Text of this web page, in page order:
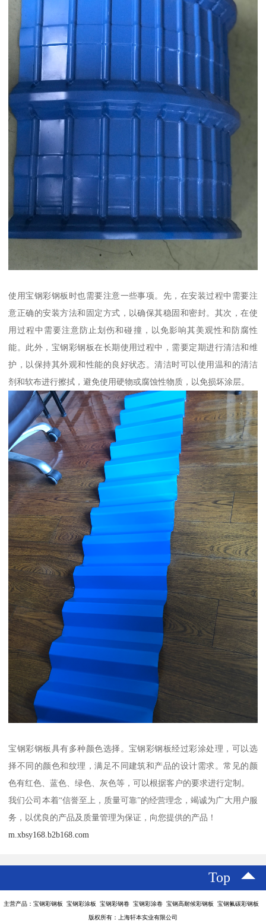
使用宝钢彩钢板时也需要注意一些事项。先，在安装过程中需要注
意正确的安装方法和固定方式，以确保其稳固和密封。其次，在使
用过程中需要注意防止划伤和碰撞，以免影响其美观性和防腐性
能。此外，宝钢彩钢板在长期使用过程中，需要定期进行清洁和维
护，以保持其外观和性能的良好状态。清洁时可以使用温和的清洁
剂和软布进行擦拭，避免使用硬物或腐蚀性物质，以免损坏涂层。
宝钢彩钢板具有多种颜色选择。宝钢彩钢板经过彩涂处理，可以选
择不同的颜色和纹理，满足不同建筑和产品的设计需求。常见的颜
色有红色、蓝色、绿色、灰色等，可以根据客户的要求进行定制。
我们公司本着“信誉至上，质量可靠”的经营理念，竭诚为广大用户服
务，以优良的产品及质量管理为保证，向您提供的产品！
m.xbsy168.b2b168.com
Top
主营产品：宝钢彩钢板 宝钢彩涂板 宝钢彩钢卷 宝钢彩涂卷 宝钢高耐候彩钢板 宝钢氟碳彩钢板
版权所有：上海轩本实业有限公司